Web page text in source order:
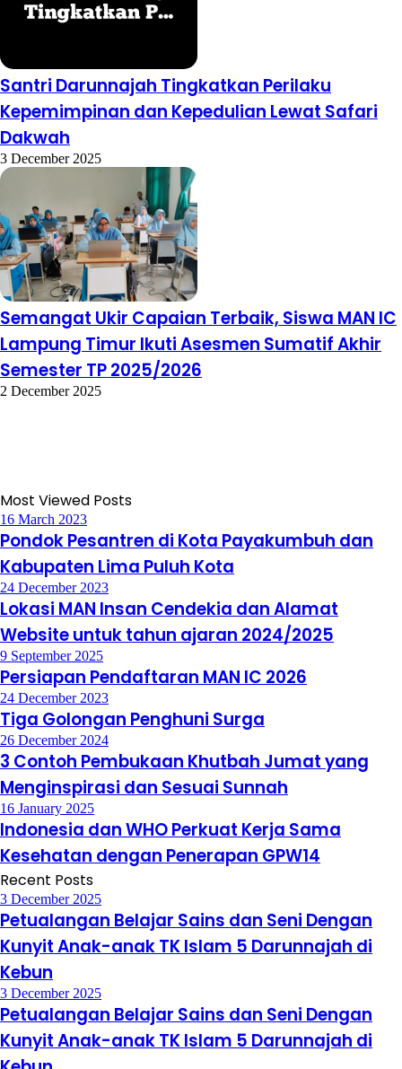
Santri Darunnajah Tingkatkan Perilaku
Kepemimpinan dan Kepedulian Lewat Safari
Dakwah
3 December 2025
Semangat Ukir Capaian Terbaik, Siswa MAN IC
Lampung Timur Ikuti Asesmen Sumatif Akhir
Semester TP 2025/2026
2 December 2025
Most Viewed Posts
16 March 2023
Pondok Pesantren di Kota Payakumbuh dan
Kabupaten Lima Puluh Kota
24 December 2023
Lokasi MAN Insan Cendekia dan Alamat
Website untuk tahun ajaran 2024/2025
9 September 2025
Persiapan Pendaftaran MAN IC 2026
24 December 2023
Tiga Golongan Penghuni Surga
26 December 2024
3 Contoh Pembukaan Khutbah Jumat yang
Menginspirasi dan Sesuai Sunnah
16 January 2025
Indonesia dan WHO Perkuat Kerja Sama
Kesehatan dengan Penerapan GPW14
Recent Posts
3 December 2025
Petualangan Belajar Sains dan Seni Dengan
Kunyit Anak-anak TK Islam 5 Darunnajah di
Kebun
3 December 2025
Petualangan Belajar Sains dan Seni Dengan
Kunyit Anak-anak TK Islam 5 Darunnajah di